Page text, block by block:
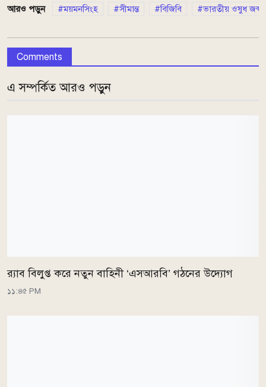
আরও পড়ুন ময়মনসিংহ সীমান্ত বিজিবি ভারতীয় ওষুধ জব্দ
Comments
এ সম্পর্কিত আরও পড়ুন
র‌্যাব বিলুপ্ত করে নতুন বাহিনী ‘এসআরবি’ গঠনের উদ্যোগ
১১:৪৫ PM